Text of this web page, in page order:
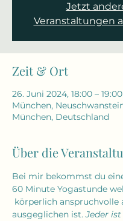
Jetzt
Veranstaltungen
Zeit & Ort
26. Juni 2024, 18:00 – 19:00
München,
München, Deutschland
Über die
Bei mir bekommst du
60 Minute Yogastunde
körperlich anspruchvolle
ausgeglichen ist. Jeder